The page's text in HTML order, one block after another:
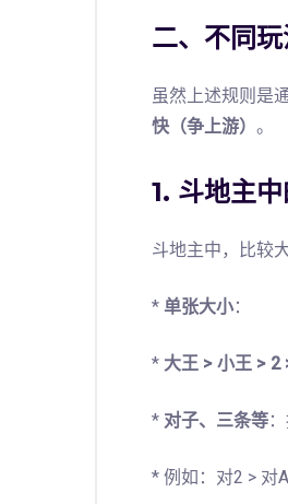
二、不同
虽然上述规则是
快（争上游） 。
1. 斗地主
斗地主中，比较
* 单张大小：
*大王 > 小王 > 2
*对子、三条等
* 例如：对2 > 对